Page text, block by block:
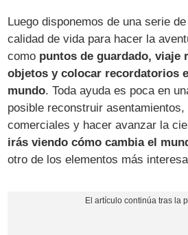
Luego disponemos de una serie
calidad de vida para hacer la
como puntos de guardado, viaje
objetos y colocar recordatorios
mundo. Toda ayuda es poca en
posible reconstruir
comerciales y hacer avanzar la
irás viendo cómo cambia el
otro de los elementos más